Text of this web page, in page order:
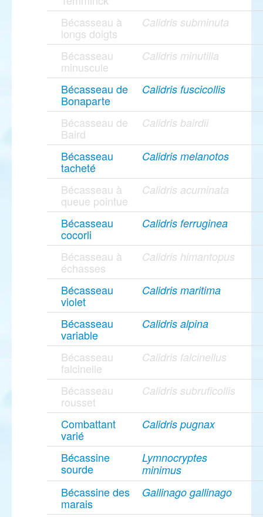
Bécasseau à
longs doigts
Calidris subminuta
Bécasseau
minuscule
Calidris minutilla
Bécasseau de
Bonaparte
Calidris fuscicollis
Bécasseau de
Baird
Calidris bairdii
Bécasseau
tacheté
Calidris melanotos
Bécasseau à
queue pointue
Calidris acuminata
Bécasseau
cocorli
Calidris ferruginea
Bécasseau à
échasses
Calidris himantopus
Bécasseau
violet
Calidris maritima
Bécasseau
variable
Calidris alpina
Bécasseau
falcinelle
Calidris falcinellus
Bécasseau
rousset
Calidris subruficollis
Combattant
varié
Calidris pugnax
Bécassine
sourde
Lymnocryptes
minimus
Bécassine des
marais
Gallinago gallinago